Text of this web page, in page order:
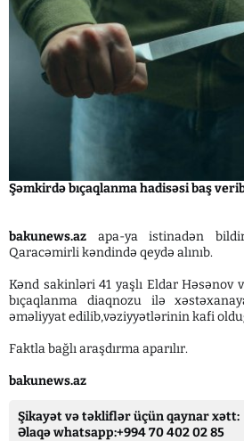
Şəmkirdə bıçaqlanma hadisəsi baş
bakunews.az apa-ya istinadən
Qaracəmirli kəndində qeydə alınıb.
Kənd sakinləri 41 yaşlı Eldar Həsənov
bıçaqlanma diaqnozu ilə
əməliyyat edilib,vəziyyətlərinin kafi
Faktla bağlı araşdırma aparılır.
bakunews.az
Şikayət və təkliflər üçün qaynar xətt:
Əlaqə whatsapp:+994 70 402 02 85